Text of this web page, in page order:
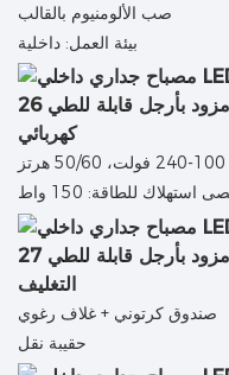
صب الألومنيوم بالقالب
بيئة العمل: داخلية
كهربائي
استهلاك للطاقة: 150 واط
التغليف
صندوق كرتوني + غلاف رغوي
حقيبة نقل